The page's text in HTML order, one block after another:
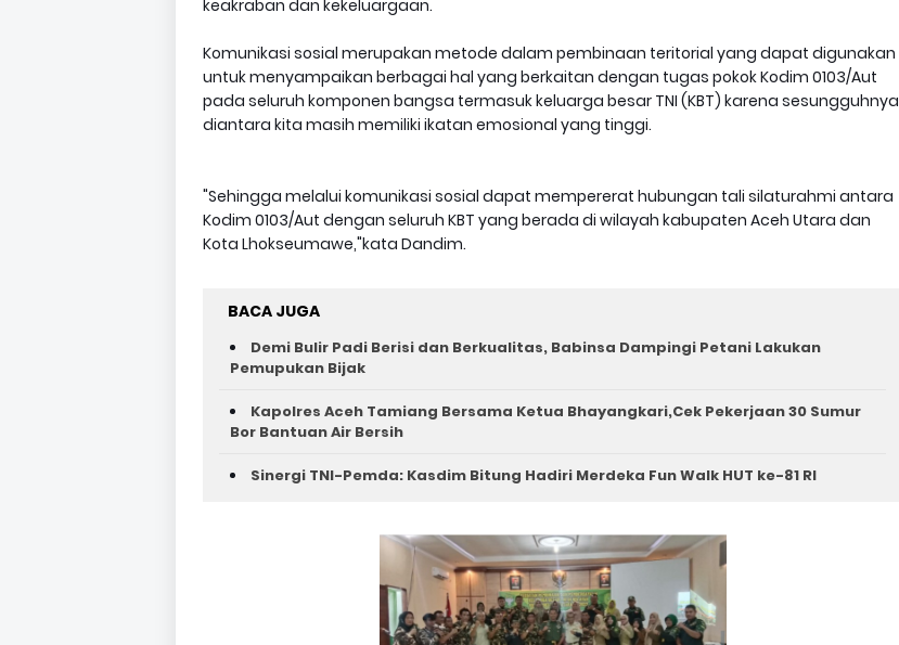
keakraban dan kekeluargaan.
Komunikasi sosial merupakan metode dalam pembinaan teritorial yang dapat digunakan
untuk menyampaikan berbagai hal yang berkaitan dengan tugas pokok Kodim 0103/Aut
pada seluruh komponen bangsa termasuk keluarga besar TNI (KBT) karena sesungguhnya
diantara kita masih memiliki ikatan emosional yang tinggi.
"Sehingga melalui komunikasi sosial dapat mempererat hubungan tali silaturahmi antara
Kodim 0103/Aut dengan seluruh KBT yang berada di wilayah kabupaten Aceh Utara dan
Kota Lhokseumawe,"kata Dandim.
BACA JUGA
Demi Bulir Padi Berisi dan Berkualitas, Babinsa Dampingi Petani Lakukan
Pemupukan Bijak
Kapolres Aceh Tamiang Bersama Ketua Bhayangkari,Cek Pekerjaan 30 Sumur
Bor Bantuan Air Bersih
Sinergi TNI-Pemda: Kasdim Bitung Hadiri Merdeka Fun Walk HUT ke-81 RI